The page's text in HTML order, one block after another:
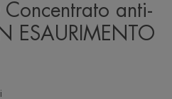
anti-
ESAURIMENTO